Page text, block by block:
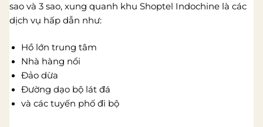
sao và 3 sao, xung quanh khu Shoptel Indochine là các
dịch vụ hấp dẫn như:
Hồ lớn trung tâm
Nhà hàng nổi
Đảo dừa
Đường dạo bộ lát đá
và các tuyến phố đi bộ